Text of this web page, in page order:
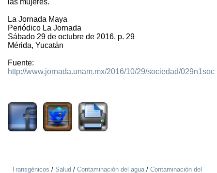
las mujeres.
La Jornada Maya
Periódico La Jornada
Sábado 29 de octubre de 2016, p. 29
Mérida, Yucatán
Fuente:
http://www.jornada.unam.mx/2016/10/29/sociedad/029n1soc
Transgénicos / Salud / Contaminación del agua/ Contaminación del